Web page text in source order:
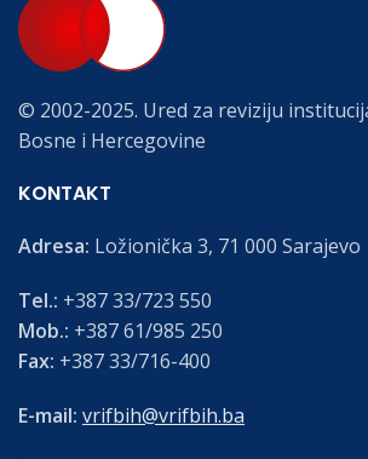
© 2002-2025. Ured za reviziju
Bosne i Hercegovine
KONTAKT
Adresa: Ložionička 3, 71 000 Sarajevo
Tel.: +387 33/723 550
Mob.: +387 61/985 250
Fax: +387 33/716-400
E-mail: vrifbih@vrifbih.ba